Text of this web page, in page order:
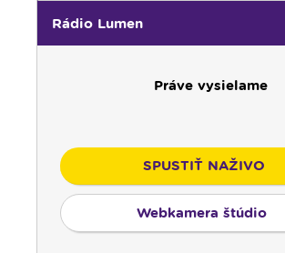
Rádio Lumen
Práve vysielame
SPUSTIŤ NAŽIVO
Webkamera štúdio